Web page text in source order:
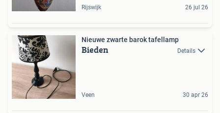
Rijswijk 26 jul 26
Nieuwe zwarte barok tafellamp
Bieden Details
Veen 30 apr 26